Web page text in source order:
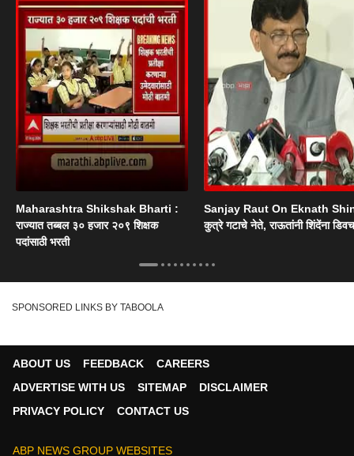
Maharashtra Shikshak Bharti :
राज्यात तब्बल ३० हजार २०९ शिक्षक
पदांसाठी भरती
Sanjay Raut On Eknath
कुत्रे गटाचे नेते, राऊतांनी शिंदेंना
SPONSORED LINKS BY TABOOLA
ABOUT US FEEDBACK
CAREERS
ADVERTISE WITH US
SITEMAP
DISCLAIMER
PRIVACY POLICY
CONTACT US
ABP NEWS GROUP WEBSITES